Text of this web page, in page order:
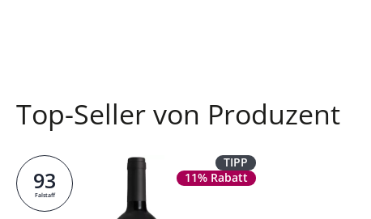
Top-Seller von Produzent
TIPP
11% Rabatt
93
Falstaff